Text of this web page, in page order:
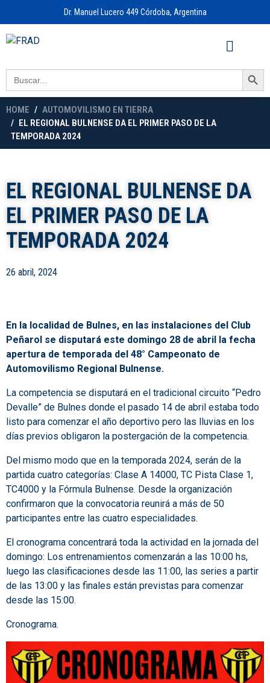
Dr. Manuel Lucero 449 Córdoba, Argentina
Search
for:
Search Button
HOME
AUTOMOVILISMO EN TIERRA
EL REGIONAL BULNENSE DA EL PRIMER PASO DE LA
TEMPORADA 2024
EL REGIONAL BULNENSE DA
EL PRIMER PASO DE LA
TEMPORADA 2024
26 abril, 2024
En la localidad de Bulnes, en las instalaciones del Club
Peñarol se disputará este domingo 28 de abril la fecha
apertura de temporada del 48° Campeonato de
Automovilismo Regional Bulnense.
La competencia se disputará en el tradicional circuito “Pedro
Devalle” de Bulnes donde el pasado 14 de abril estaba todo
listo para comenzar el año deportivo pero las lluvias en los
días previos obligaron la postergación de la competencia.
Del mismo modo que en la temporada 2024, serán de la
partida cuatro categorías: Clase A 14000, TC Pista Clase 1,
TC4000 y la Fórmula Bulnense. Desde la organización
confirmaron que la convocatoria reunirá a más de 50
participantes entre las cuatro especialidades.
El cronograma concentrará toda la actividad en la jornada del
domingo: Los entrenamientos comenzarán a las 10:00 hs,
luego las clasificaciones desde las 11:00, las series a partir
de las 13:00 y las finales están previstas para comenzar
desde las 15:00.
Cronograma.